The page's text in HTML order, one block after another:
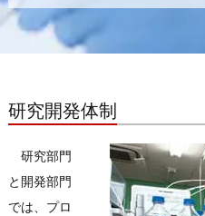
研究開発体制
研究部門
と開発部門
では、プロ